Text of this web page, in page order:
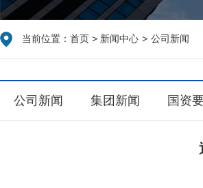
当前位置： 首页 > 新闻中心 > 公司新闻
公司新闻 集团新闻 国资